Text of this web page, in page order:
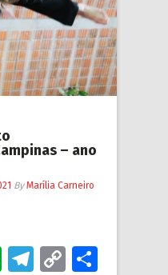
– ano
ByMarília Carneiro
Evernote
Telegram
Copy